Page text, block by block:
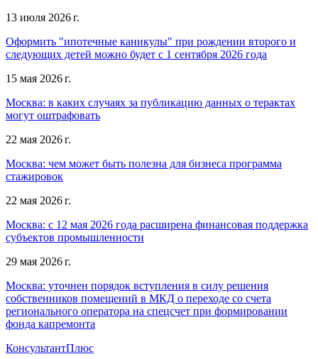
13 июля 2026 г.
Оформить "ипотечные каникулы" при рождении второго и
следующих детей можно будет с 1 сентября 2026 года
15 мая 2026 г.
Москва: в каких случаях за публикацию данных о терактах
могут оштрафовать
22 мая 2026 г.
Москва: чем может быть полезна для бизнеса программа
стажировок
22 мая 2026 г.
Москва: с 12 мая 2026 года расширена финансовая поддержка
субъектов промышленности
29 мая 2026 г.
Москва: уточнен порядок вступления в силу решения
собственников помещений в МКД о переходе со счета
регионального оператора на спецсчет при формировании
фонда капремонта
КонсультантПлюс